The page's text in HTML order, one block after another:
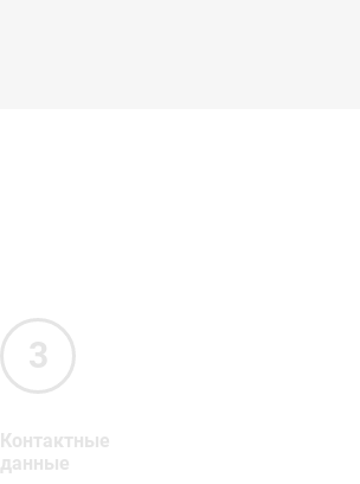
Контактные
данные